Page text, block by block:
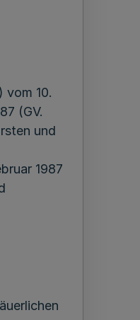
vom 10.
(GV.
und
1987